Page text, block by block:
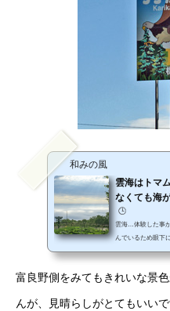
和みの風
雲海はトマ
なくても海
🕒️
雲海…体験した事
んでいるため眼下
で有名になったの
日勝峠ですから、
東道「十勝清水
富良野側をみてもきれいな景
んが、見晴らしがとてもいいで